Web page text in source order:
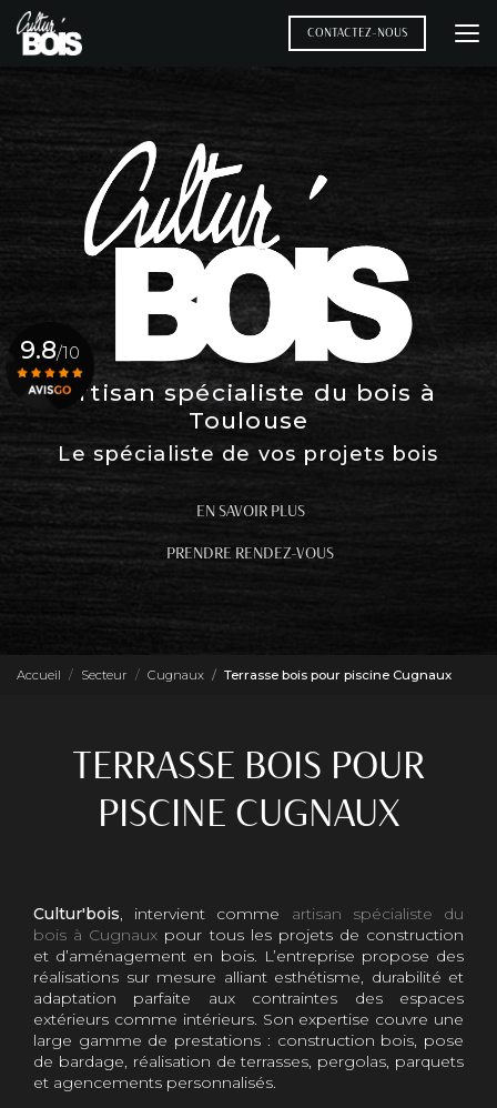
Aller
au
contenu
CONTACTEZ-NOUS
Artisan spécialiste du bois à
Toulouse
Le spécialiste de vos projets bois
EN SAVOIR PLUS
PRENDRE RENDEZ-VOUS
9.8/10
Accueil Secteur Cugnaux Terrasse bois pour piscine Cugnaux
TERRASSE BOIS POUR
PISCINE CUGNAUX
Cultur'bois, intervient comme artisan spécialiste du
bois à Cugnaux pour tous les projets de construction
et d’aménagement en bois. L’entreprise propose des
réalisations sur mesure alliant esthétisme, durabilité et
adaptation parfaite aux contraintes des espaces
extérieurs comme intérieurs. Son expertise couvre une
large gamme de prestations : construction bois, pose
de bardage, réalisation de terrasses, pergolas, parquets
et agencements personnalisés.